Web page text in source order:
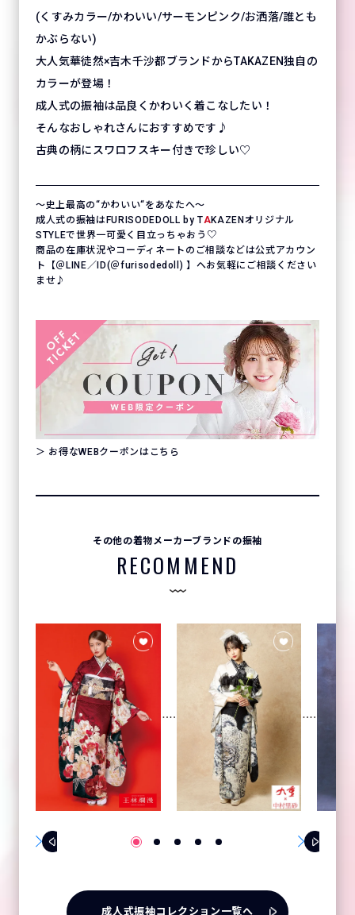
(くすみカラー/かわいい/サーモンピンク/お洒落/誰とも
かぶらない)
大人気華徒然×吉木千沙都ブランドからTAKAZEN独自の
カラーが登場！
成人式の振袖は品良くかわいく着こなしたい！
そんなおしゃれさんにおすすめです♪
古典の柄にスワロフスキー付きで珍しい♡
〜史上最高の“かわいい“をあなたへ〜
成人式の振袖はFURISODEDOLL by TAKAZENオリジナル
STYLEで世界一可愛く目立っちゃおう♡
商品の在庫状況やコーディネートのご相談などは公式アカウン
ト【＠LINE／ID(＠furisodedoll) 】へお気軽にご相談ください
ませ♪
＞ お得なWEBクーポンはこちら
その他の着物メーカーブランドの振袖
RECOMMEND
成人式振袖コレクション一覧へ